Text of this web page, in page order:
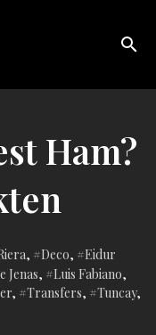
Ham?
, Deco,
Eidur
Jenas, Luis Fabiano,
, Transfers, Tuncay,